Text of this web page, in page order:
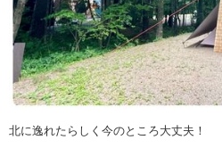
北に逸れたらしく今のところ大丈夫！